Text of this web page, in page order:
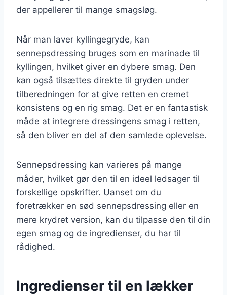
der appellerer til mange smagsløg.
Når man laver kyllingegryde, kan
sennepsdressing bruges som en marinade til
kyllingen, hvilket giver en dybere smag. Den
kan også tilsættes direkte til gryden under
tilberedningen for at give retten en cremet
konsistens og en rig smag. Det er en fantastisk
måde at integrere dressingens smag i retten,
så den bliver en del af den samlede oplevelse.
Sennepsdressing kan varieres på mange
måder, hvilket gør den til en ideel ledsager til
forskellige opskrifter. Uanset om du
foretrækker en sød sennepsdressing eller en
mere krydret version, kan du tilpasse den til din
egen smag og de ingredienser, du har til
rådighed.
Ingredienser til en lækker